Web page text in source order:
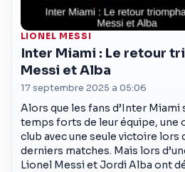
LIONEL MESSI
Inter Miami : Le retour
Messi et Alba
17 septembre 2025 a 05:06
Alors que les fans d’Inter
temps forts de leur équipe, une
club avec une seule victoire lors
derniers matches. Mais lors
Lionel Messi et Jordi Alba ont